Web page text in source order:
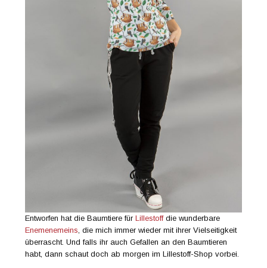
Entworfen hat die Baumtiere fürLillestoffdie wunderbare
Enemenemeins , die mich immer wieder mit ihrer Vielseitigkeit
überrascht. Und falls ihr auch Gefallen an den Baumtieren
habt, dann schaut doch ab morgen im Lillestoff-Shop vorbei.